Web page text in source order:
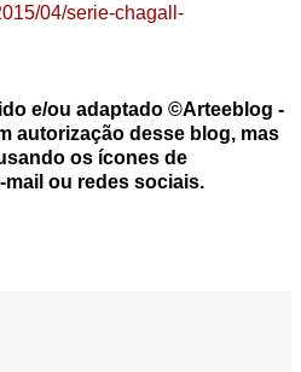
04/serie-chagall-
e/ou adaptado ©Arteeblog -
autorização desse blog, mas
os ícones de
ou redes sociais.